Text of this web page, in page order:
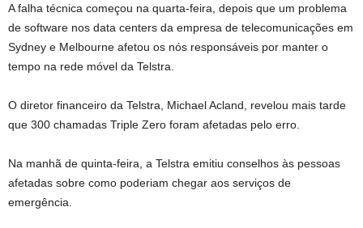
A falha técnica começou na quarta-feira, depois que um problema
de software nos data centers da empresa de telecomunicações em
Sydney e Melbourne afetou os nós responsáveis ​​por manter o
tempo na rede móvel da Telstra.
O diretor financeiro da Telstra, Michael Acland, revelou mais tarde
que 300 chamadas Triple Zero foram afetadas pelo erro.
Na manhã de quinta-feira, a Telstra emitiu conselhos às pessoas
afetadas sobre como poderiam chegar aos serviços de
emergência.